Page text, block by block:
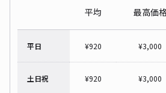
平均 最高価
平日 ¥920 ¥3,000
土日祝 ¥920 ¥3,000